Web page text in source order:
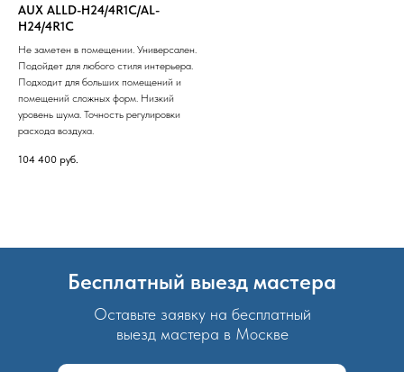
AUX ALLD-H24/4R1C/AL-
H24/4R1C
Не заметен в помещении. Универсален.
Подойдет для любого стиля интерьера.
Подходит для больших помещений и
помещений сложных форм. Низкий
уровень шума. Точность регулировки
расхода воздуха.
104 400 руб.
Оставьте заявку на бесплатный
выезд мастера в Москве
Бесплатный выезд мастера